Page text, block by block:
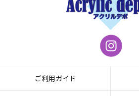
ご利用ガイド